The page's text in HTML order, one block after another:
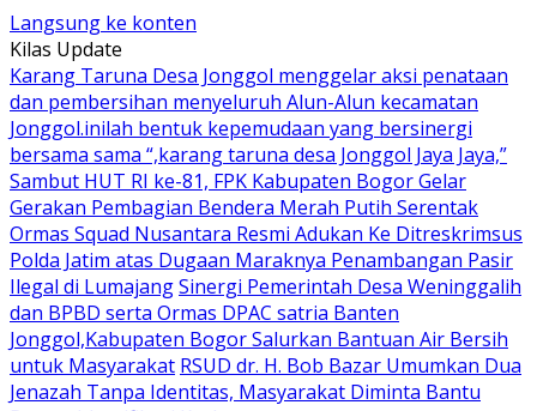
Langsung ke konten
Kilas Update
Karang Taruna Desa Jonggol menggelar aksi penataan
dan pembersihan menyeluruh Alun-Alun kecamatan
Jonggol.inilah bentuk kepemudaan yang bersinergi
bersama sama “,karang taruna desa Jonggol Jaya Jaya,”
Sambut HUT RI ke-81, FPK Kabupaten Bogor Gelar
Gerakan Pembagian Bendera Merah Putih Serentak
Ormas Squad Nusantara Resmi Adukan Ke Ditreskrimsus
Polda Jatim atas Dugaan Maraknya Penambangan Pasir
Ilegal di LumajangSinergi Pemerintah Desa Weninggalih
dan BPBD serta Ormas DPAC satria Banten
Jonggol,Kabupaten Bogor Salurkan Bantuan Air Bersih
untuk Masyarakat RSUD dr. H. Bob Bazar Umumkan Dua
Jenazah Tanpa Identitas, Masyarakat Diminta Bantu